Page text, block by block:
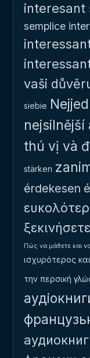
interesant
semplice
vaši
siebie
nejsilnější
thú vị và
stärken
érdekesen
Πώς να μάθετε και
ισχυρότερος
την περσική